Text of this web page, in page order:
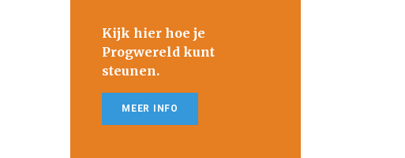
Kijk hier hoe je
Progwereld kunt
steunen.
MEER INFO